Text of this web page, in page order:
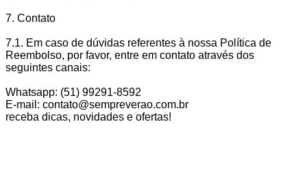
7. Contato
7.1. Em caso de dúvidas referentes à nossa Política de
Reembolso, por favor, entre em contato através dos
seguintes canais:
Whatsapp: (51) 99291-8592
E-mail: contato@sempreverao.com.br
receba dicas, novidades e ofertas!